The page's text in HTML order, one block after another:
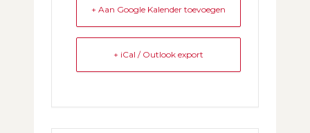
+ Aan Google Kalender toevoegen
+ iCal / Outlook export